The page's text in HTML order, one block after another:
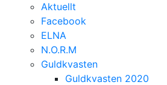
Aktuellt
Facebook
ELNA
N.O.R.M
Guldkvasten
Guldkvasten 2020